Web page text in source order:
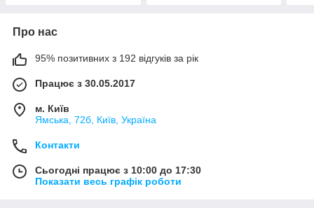
Про нас
95% позитивних з 192 відгуків за рік
Працює з 30.05.2017
м. Київ
Ямська, 72б, Київ, Україна
Контакти
Сьогодні працює з 10:00 до 17:30
Показати весь графік роботи